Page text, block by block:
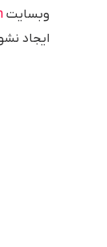
وبسایت
ایجاد